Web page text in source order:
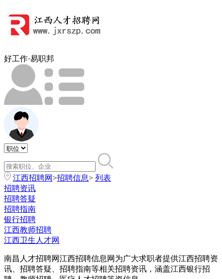
好工作·易职邦
江西招聘网>招聘信息> 列表
招聘资讯
招聘答疑
招聘指南
银行招聘
江西教师招聘
江西卫生人才网
南昌人才招聘网江西招聘信息网为广大求职者提供江西招聘资
讯、招聘答疑、招聘指南等相关招聘资讯，涵盖江西银行招